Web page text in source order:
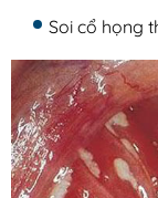
Soi cổ họng